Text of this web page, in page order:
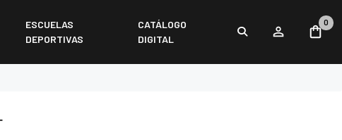
ESCUELAS
DEPORTIVAS
CATÁLOGO
DIGITAL
0